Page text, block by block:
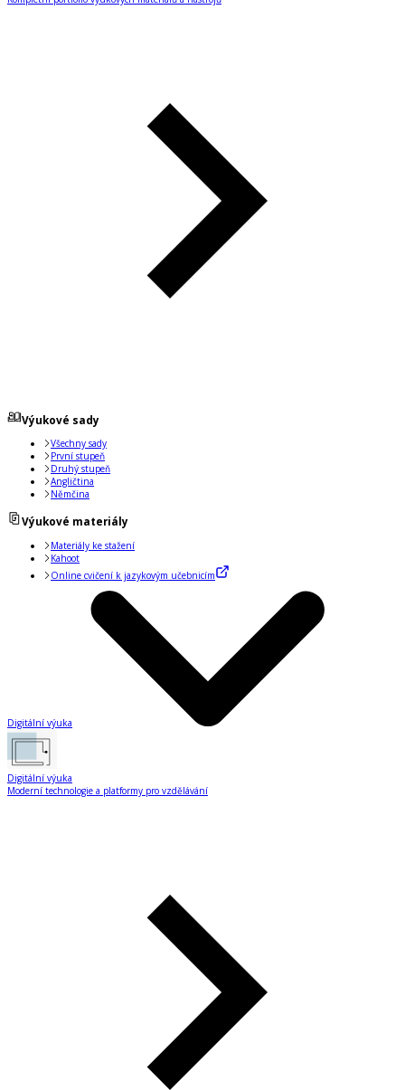
Výukové sady
Všechny sady
První stupeň
Druhý stupeň
Angličtina
Němčina
Výukové materiály
Materiály ke stažení
Kahoot
Online cvičení k jazykovým učebnicím
Digitální výuka
Digitální výuka
Moderní technologie a platformy pro vzdělávání